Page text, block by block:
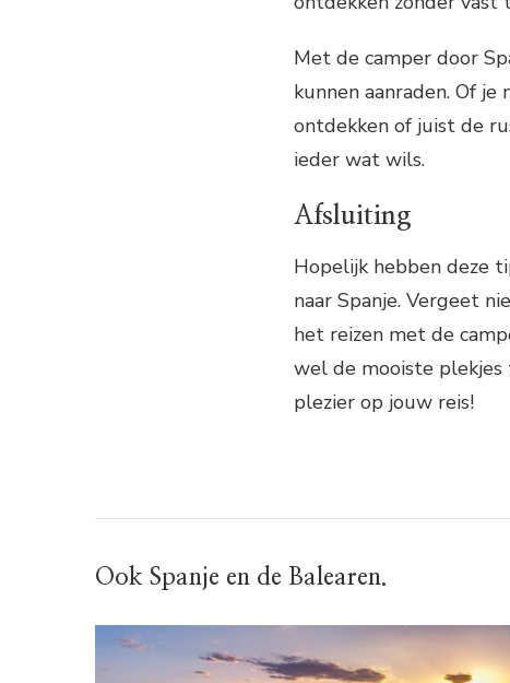
Met de camper door
kunnen aanraden. Of
ontdekken of juist de
ieder wat wils.
Afsluiting
Hopelijk hebben deze
naar Spanje. Vergeet
het reizen met de
wel de mooiste plekjes
plezier op jouw reis!
Ook Spanje en de Balearen.